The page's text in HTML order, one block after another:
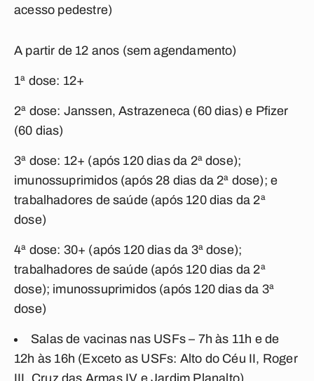
acesso pedestre)
A partir de 12 anos (sem agendamento)
1ª dose: 12+
2ª dose: Janssen, Astrazeneca (60 dias) e Pfizer
(60 dias)
3ª dose: 12+ (após 120 dias da 2ª dose);
imunossuprimidos (após 28 dias da 2ª dose); e
trabalhadores de saúde (após 120 dias da 2ª
dose)
4ª dose: 30+ (após 120 dias da 3ª dose);
trabalhadores de saúde (após 120 dias da 2ª
dose); imunossuprimidos (após 120 dias da 3ª
dose)
Salas de vacinas nas USFs – 7h às 11h e de
12h às 16h (Exceto as USFs: Alto do Céu II, Roger
III, Cruz das Armas IV e Jardim Planalto)